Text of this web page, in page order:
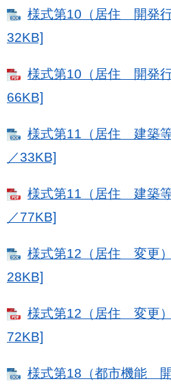
様式第10（居住 開発
32KB]
様式第10（居住 開発
66KB]
様式第11（居住 建築
／33KB]
様式第11（居住 建築
／77KB]
様式第12（居住 変更
28KB]
様式第12（居住 変更
72KB]
様式第18（都市機能